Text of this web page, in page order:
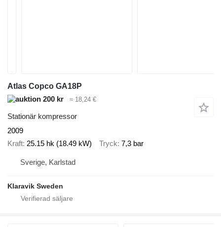
Atlas Copco GA18P
200 kr
≈ 18,24 €
Stationär kompressor
2009
Kraft 25.15 hk (18.49 kW) Tryck 7,3 bar
Sverige, Karlstad
Klaravik Sweden